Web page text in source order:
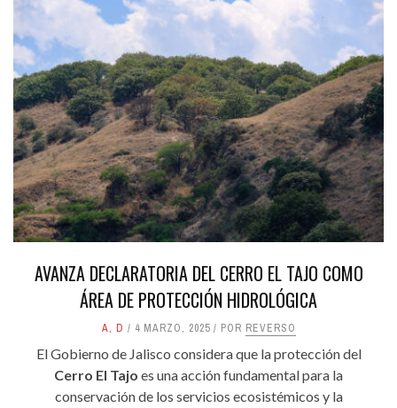
AVANZA DECLARATORIA DEL CERRO EL TAJO COMO
ÁREA DE PROTECCIÓN HIDROLÓGICA
A, D 4 MARZO, 2025 POR REVERSO
El Gobierno de Jalisco considera que la protección del
Cerro El Tajo es una acción fundamental para la
conservación de los servicios ecosistémicos y la